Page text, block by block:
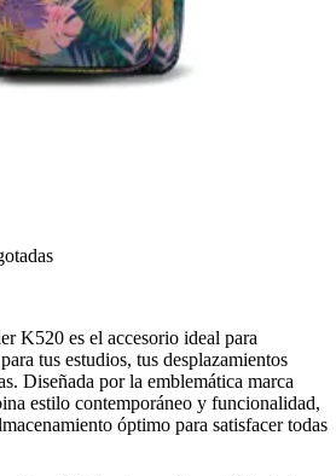
K520 es el accesorio ideal para
tus estudios, tus desplazamientos
Diseñada por la emblemática marca
estilo contemporáneo y funcionalidad,
óptimo para satisfacer todas